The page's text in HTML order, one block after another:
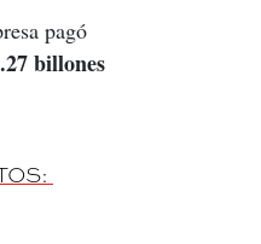
pagó
billones